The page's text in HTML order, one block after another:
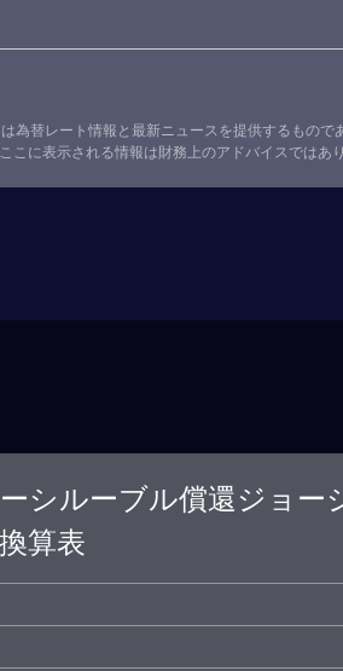
為替レート情報と最新ニュースを提供するもので
こに表示される情報は財務上のアドバイスではあり
シルーブル償還ジョー
算表